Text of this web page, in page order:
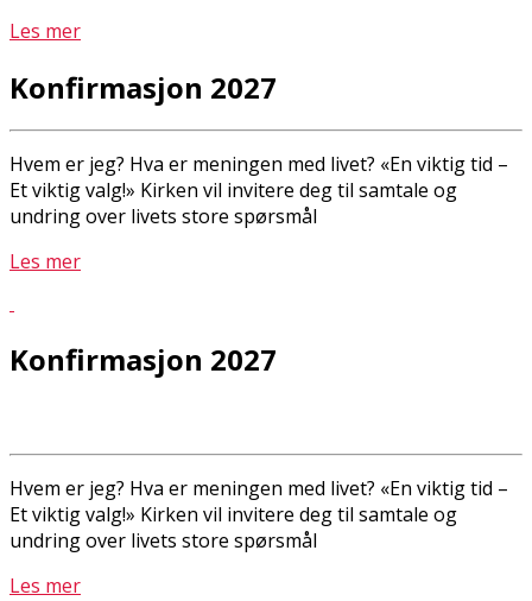
Les mer
Konfirmasjon 2027
Hvem er jeg? Hva er meningen med livet? «En viktig tid –
Et viktig valg!» Kirken vil invitere deg til samtale og
undring over livets store spørsmål
Les mer
Konfirmasjon 2027
Hvem er jeg? Hva er meningen med livet? «En viktig tid –
Et viktig valg!» Kirken vil invitere deg til samtale og
undring over livets store spørsmål
Les mer